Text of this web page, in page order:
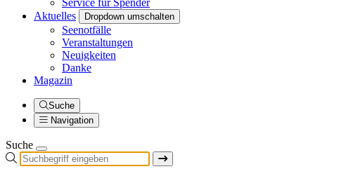
Aktuelles
Dropdown umschalten
Seenotfälle
Veranstaltungen
Neuigkeiten
Danke
Magazin
Suche
Navigation
Suche